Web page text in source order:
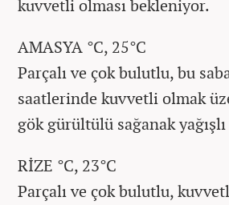
kuvvetli olması bekleniyor.
AMASYA °C, 25°C
Parçalı ve çok bulutlu, bu
saatlerinde kuvvetli olmak
gök gürültülü sağanak yağışlı
RİZE °C, 23°C
Parçalı ve çok bulutlu,